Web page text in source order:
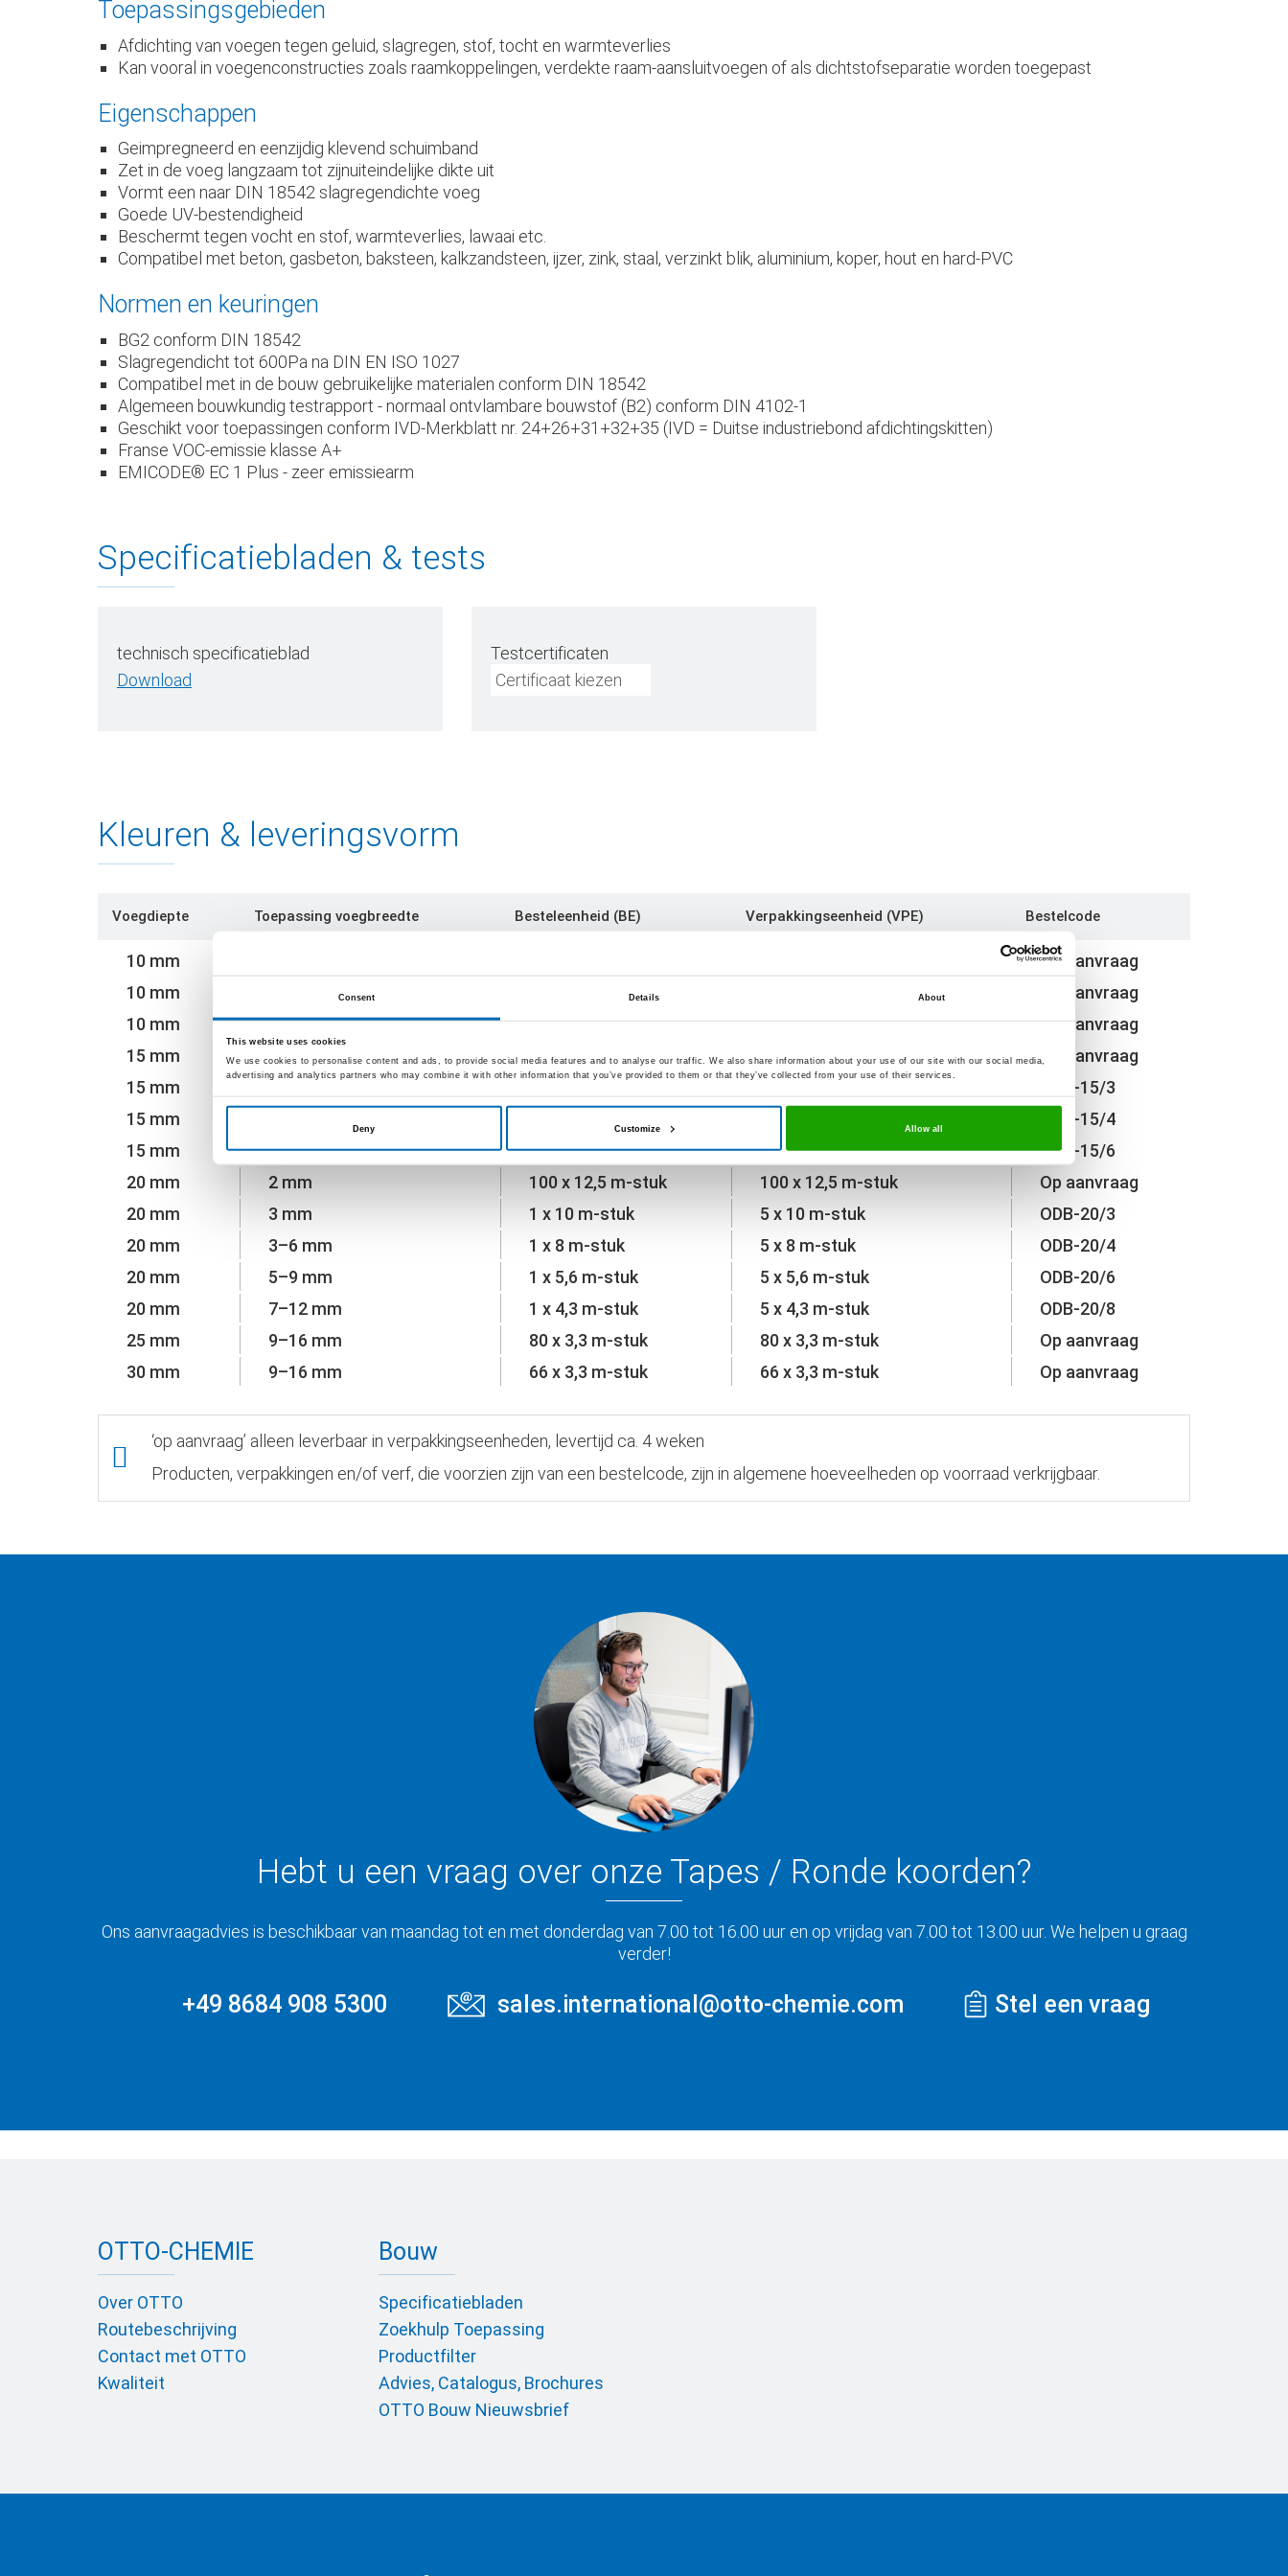
Consent Details About
This website uses cookies
We use cookies to personalise content and ads, to provide social media features and to analyse our traffic. We also share information about your use of our site with our social media,
advertising and analytics partners who may combine it with other information that you’ve provided to them or that they’ve collected from your use of their services.
Deny Customize Allow all
Toepassingsgebieden
Afdichting van voegen tegen geluid, slagregen, stof, tocht en warmteverlies
Kan vooral in voegenconstructies zoals raamkoppelingen, verdekte raam-aansluitvoegen of als dichtstofseparatie worden toegepast
Eigenschappen
Geimpregneerd en eenzijdig klevend schuimband
Zet in de voeg langzaam tot zijnuiteindelijke dikte uit
Vormt een naar DIN 18542 slagregendichte voeg
Goede UV-bestendigheid
Beschermt tegen vocht en stof, warmteverlies, lawaai etc.
Compatibel met beton, gasbeton, baksteen, kalkzandsteen, ijzer, zink, staal, verzinkt blik, aluminium, koper, hout en hard-PVC
Normen en keuringen
BG2 conform DIN 18542
Slagregendicht tot 600Pa na DIN EN ISO 1027
Compatibel met in de bouw gebruikelijke materialen conform DIN 18542
Algemeen bouwkundig testrapport - normaal ontvlambare bouwstof (B2) conform DIN 4102-1
Geschikt voor toepassingen conform IVD-Merkblatt nr. 24+26+31+32+35 (IVD = Duitse industriebond afdichtingskitten)
Franse VOC-emissie klasse A+
EMICODE® EC 1 Plus - zeer emissiearm
Specificatiebladen & tests
technisch specificatieblad
Download
Testcertificaten
Certificaat kiezen
Kleuren & leveringsvorm
Voegdiepte Toepassing voegbreedte Besteleenheid (BE) Verpakkingseenheid (VPE) Bestelcode
10 mm
Op aanvraag
10 mm
198 x 10 m-stuk
Op aanvraag
10 mm
3–6 mm 198 x 8 m-stuk 198 x 8 m-stuk
Op aanvraag
15 mm
2 mm 126 x 12,5 m-stuk 126 x 12,5 m-stuk
Op aanvraag
15 mm
ODB-15/3
15 mm
ODB-15/4
15 mm
5–9 mm 1 x 5,6 m-stuk 7 x 5,6 m-stuk
ODB-15/6
20 mm
2 mm 100 x 12,5 m-stuk 100 x 12,5 m-stuk
Op aanvraag
20 mm
3 mm 1 x 10 m-stuk 5 x 10 m-stuk
ODB-20/3
20 mm
3–6 mm 1 x 8 m-stuk 5 x 8 m-stuk
ODB-20/4
20 mm
5–9 mm 1 x 5,6 m-stuk 5 x 5,6 m-stuk
ODB-20/6
20 mm
7–12 mm 1 x 4,3 m-stuk 5 x 4,3 m-stuk
ODB-20/8
25 mm
9–16 mm 80 x 3,3 m-stuk 80 x 3,3 m-stuk
Op aanvraag
30 mm
9–16 mm 66 x 3,3 m-stuk 66 x 3,3 m-stuk Op aanvraag
‘op aanvraag’ alleen leverbaar in verpakkingseenheden, levertijd ca. 4 weken
Producten, verpakkingen en/of verf, die voorzien zijn van een bestelcode, zijn in algemene hoeveelheden op voorraad verkrijgbaar.
Hebt u een vraag over onze Tapes / Ronde koorden?
Ons aanvraagadvies is beschikbaar van maandag tot en met donderdag van 7.00 tot 16.00 uur en op vrijdag van 7.00 tot 13.00 uur. We helpen u graag
verder!
+49 8684 908 5300 sales.international@otto-chemie.com Stel een vraag
OTTO-CHEMIE
Over OTTO
Routebeschrijving
Contact met OTTO
Kwaliteit
Bouw
Specificatiebladen
Zoekhulp Toepassing
Productfilter
Advies, Catalogus, Brochures
OTTO Bouw Nieuwsbrief